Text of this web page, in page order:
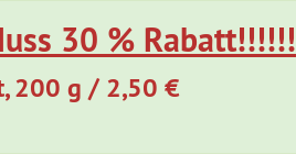
30 % Rabatt!!!!!!
200 g / 2,50 €